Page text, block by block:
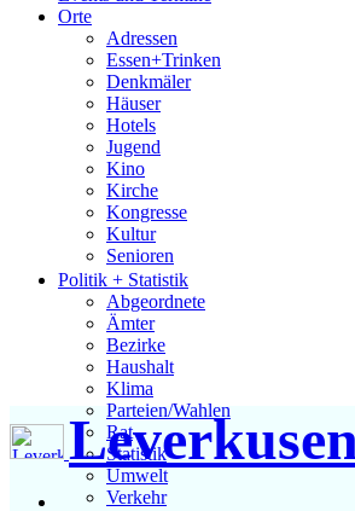
Sport
Who is who
Wohnen
Orte
Adressen
Essen+Trinken
Denkmäler
Häuser
Hotels
Jugend
Kino
Kirche
Kongresse
Kultur
Senioren
Stadtführer
Straßen
Politik + Statistik
Abgeordnete
Ämter
Bezirke
Haushalt
Klima
Parteien/Wahlen
Rat
Statistik
Umwelt
Verkehr